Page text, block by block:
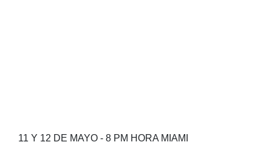
11 Y 12 DE MAYO - 8 PM HORA MIAMI